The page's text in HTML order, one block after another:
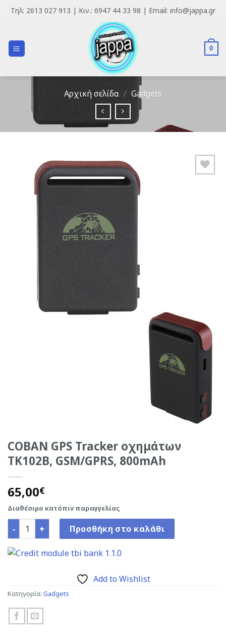
SkipΤηλ: 2613 027 913 | Κιν.: 6947 44 33 98 | Email: info@jappa.gr
0
Αρχική σελίδα / Gadgets
COBAN GPS Tracker οχημάτων
TK102B, GSM/GPRS, 800mAh
65,00€
Διαθέσιμο κατόπιν παραγγελίας
COBAN GPS Tracker οχημάτων TK102B, GSM/GPRS,
Προσθήκη στο καλάθι
Add to Wishlist
Κατηγορία: Gadgets